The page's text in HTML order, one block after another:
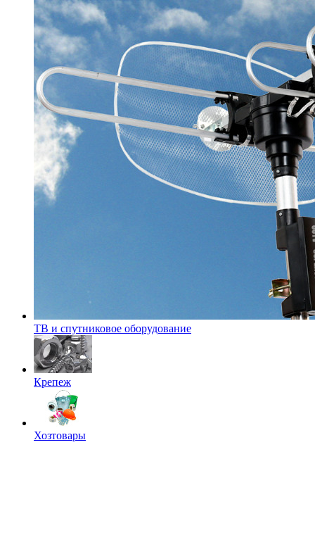
ТВ и спутниковое оборудование
Крепеж
Хозтовары